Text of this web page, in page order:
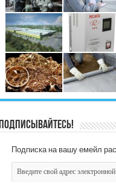
Подписывайтесь!
Подписка на вашу емейл